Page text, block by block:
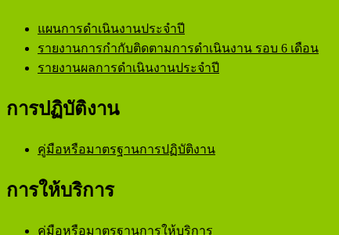
แผนการดำเนินงานประจำปี
รายงานการกำกับติดตามการดำเนินงาน รอบ 6 เดือน
รายงานผลการดำเนินงานประจำปี
การปฏิบัติงาน
คู่มือหรือมาตรฐานการปฏิบัติงาน
การให้บริการ
คู่มือหรือมาตรฐานการให้บริการ